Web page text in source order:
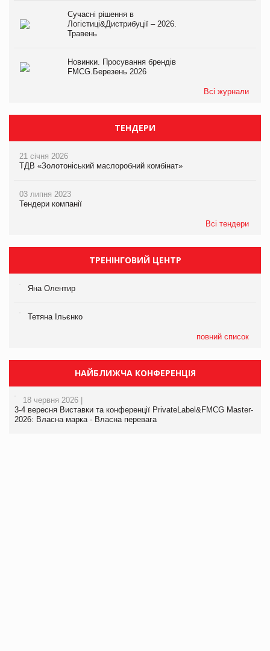
Сучасні рішення в
Логістиці&Дистрибуції – 2026.
Травень
Новинки. Просування брендів
FMCG.Березень 2026
Всі журнали
ТЕНДЕРИ
21 січня 2026
ТДВ «Золотоніський маслоробний комбінат»
03 липня 2023
Тендери компанії
Всі тендери
ТРЕНІНГОВИЙ ЦЕНТР
Яна Олентир
Тетяна Ільєнко
повний список
НАЙБЛИЖЧА КОНФЕРЕНЦІЯ
18 червня 2026 |
3-4 вересня Виставки та конференції PrivateLabel&FMCG Master-
2026: Власна марка - Власна перевага